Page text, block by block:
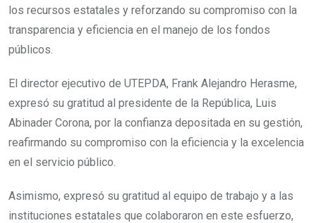
los recursos estatales y reforzando su compromiso con la
transparencia y eficiencia en el manejo de los fondos
públicos.
El director ejecutivo de UTEPDA, Frank Alejandro Herasme,
expresó su gratitud al presidente de la República, Luis
Abinader Corona, por la confianza depositada en su gestión,
reafirmando su compromiso con la eficiencia y la excelencia
en el servicio público.
Asimismo, expresó su gratitud al equipo de trabajo y a las
instituciones estatales que colaboraron en este esfuerzo,